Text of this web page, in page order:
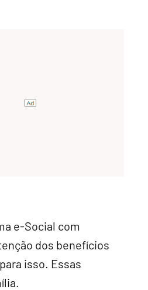
e-Social com
dos benefícios
isso. Essas